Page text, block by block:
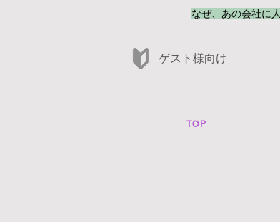
なぜ、あの会社に
​ゲスト様向け
TOP